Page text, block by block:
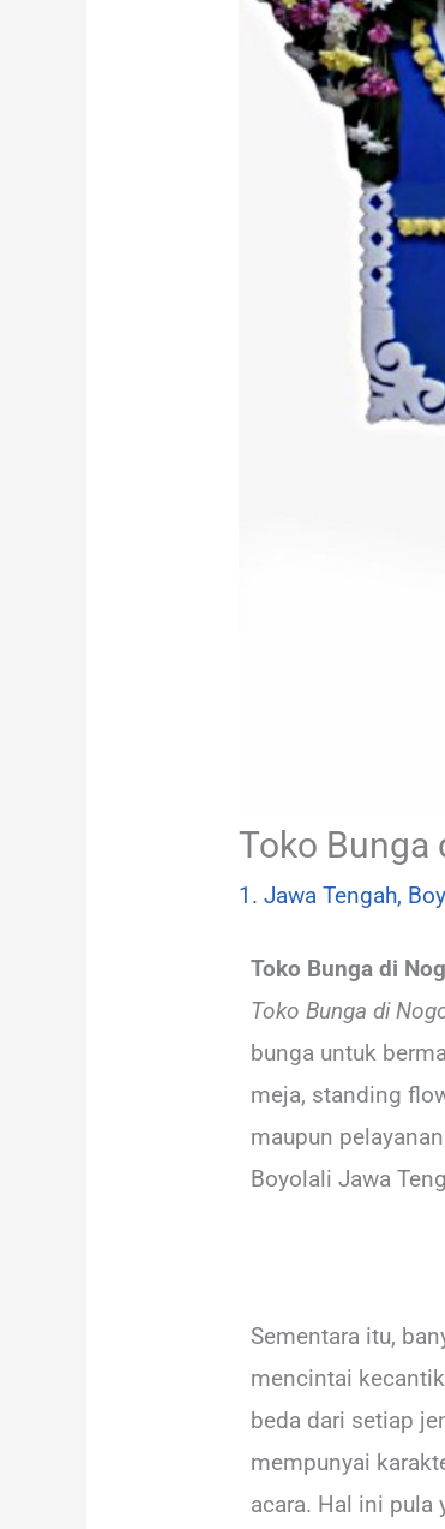
Toko Bunga
1. Jawa Tengah,
Toko Bunga di
Toko Bunga di
bunga untuk
meja, standing
maupun
Boyolali Jawa
Sementara itu,
mencintai
beda dari setiap
mempunyai
acara. Hal ini pula